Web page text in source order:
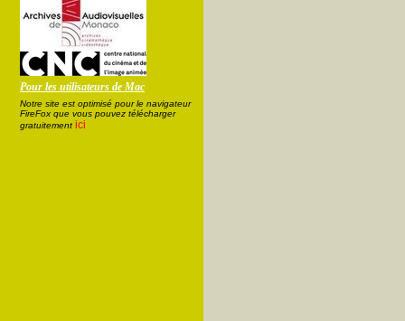
Pour les utilisateurs de Mac
Notre site est optimisé pour le navigateur
FireFox que vous pouvez télécharger
gratuitement ici